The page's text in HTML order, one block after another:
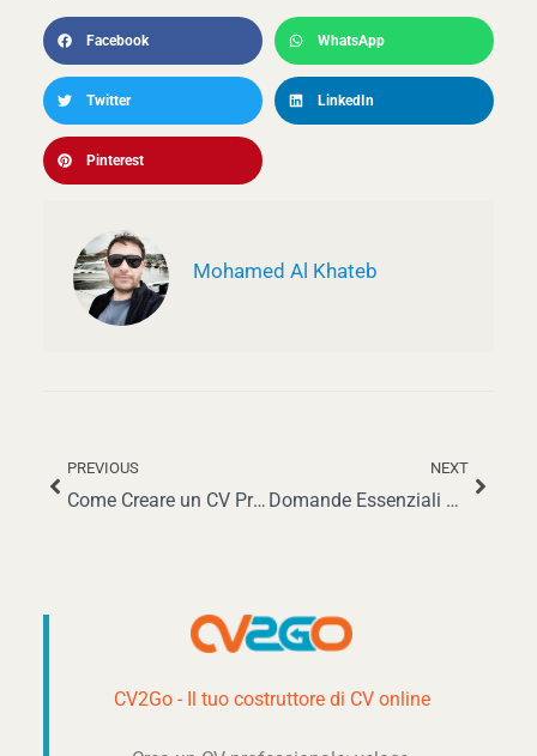
Facebook WhatsApp
Twitter LinkedIn
Pinterest
Mohamed Al Khateb
Precedente
PREVIOUS
Come Creare un CV Professionale per Architetti e Ottenere il Lavoro dei Tuoi Sogni
NEXT
Domande Essenziali per un Colloquio da Business Coach
CV2Go - Il tuo costruttore di CV online